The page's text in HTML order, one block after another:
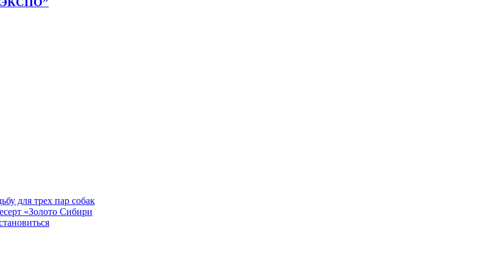
для трех пар собак
«Золото Сибири